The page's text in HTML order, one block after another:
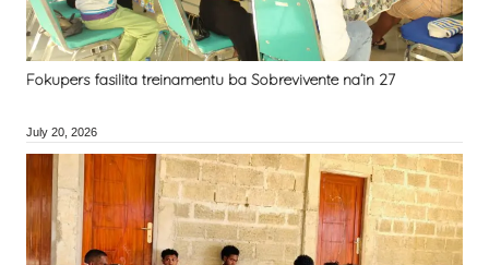
Fokupers fasilita treinamentu ba Sobrevivente na’in 27
July 20, 2026